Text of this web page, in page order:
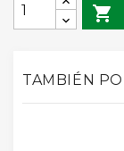

TAMBIÉN